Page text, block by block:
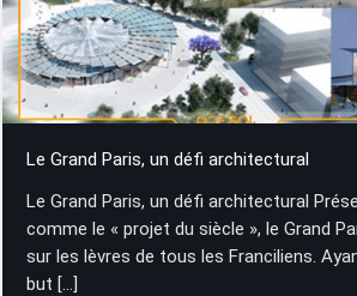
Le Grand Paris, un défi architectural
Le Grand Paris, un défi architectural
comme le « projet du siècle », le Grand
sur les lèvres de tous les Franciliens.
but […]